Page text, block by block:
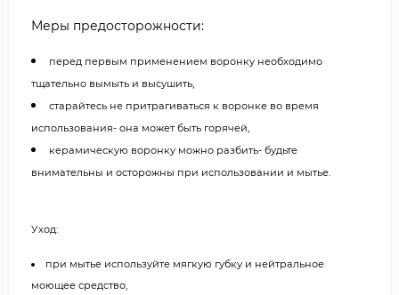
Меры предосторожности:
перед первым применением воронку необходимо
тщательно вымыть и высушить,
старайтесь не притрагиваться к воронке во время
использования- она может быть горячей,
керамическую воронку можно разбить- будьте
внимательны и осторожны при использовании и мытье.
Уход:
при мытье используйте мягкую губку и нейтральное
моющее средство,